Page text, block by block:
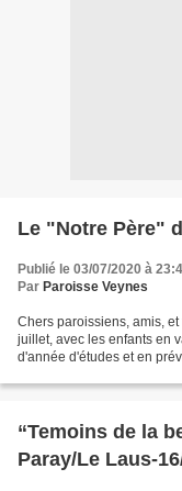
Le "Notre Père"
Publié le 03/07/2020 à
Par Paroisse Veynes
Chers paroissiens, amis,
juillet, avec les enfants en
d'année d'études et en
“Temoins de la
Paray/Le Laus-